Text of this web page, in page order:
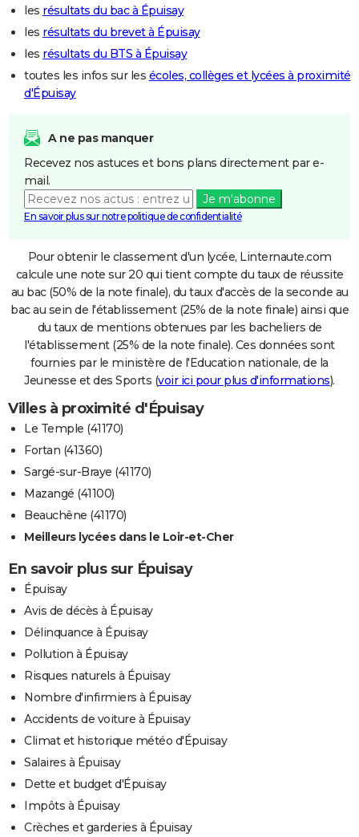
les résultats du bac à Épuisay
les résultats du brevet à Épuisay
les résultats du BTS à Épuisay
toutes les infos sur les écoles, collèges et lycées à proximité
d'Épuisay
A ne pas manquer
Recevez nos astuces et bons plans directement par e-
mail.
Je m'abonne
En savoir plus sur notre politique de confidentialité
Pour obtenir le classement d'un lycée, Linternaute.com
calcule une note sur 20 qui tient compte du taux de réussite
au bac (50% de la note finale), du taux d'accès de la seconde au
bac au sein de l'établissement (25% de la note finale) ainsi que
du taux de mentions obtenues par les bacheliers de
l'établissement (25% de la note finale). Ces données sont
fournies par le ministère de l'Education nationale, de la
Jeunesse et des Sports (voir ici pour plus d'informations).
Villes à proximité d'Épuisay
Le Temple (41170)
Fortan (41360)
Sargé-sur-Braye (41170)
Mazangé (41100)
Beauchêne (41170)
Meilleurs lycées dans le Loir-et-Cher
En savoir plus sur Épuisay
Épuisay
Avis de décès à Épuisay
Délinquance à Épuisay
Pollution à Épuisay
Risques naturels à Épuisay
Nombre d'infirmiers à Épuisay
Accidents de voiture à Épuisay
Climat et historique météo d'Épuisay
Salaires à Épuisay
Dette et budget d'Épuisay
Impôts à Épuisay
Crèches et garderies à Épuisay